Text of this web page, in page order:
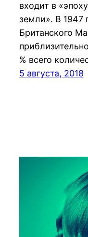
входит в
земли». В 1947
Британского
% всего
5 августа, 2018